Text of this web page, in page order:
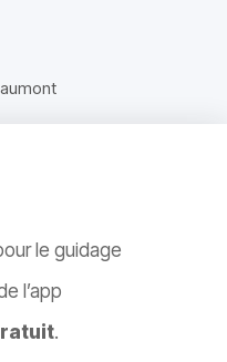
le guidage
l’app
.